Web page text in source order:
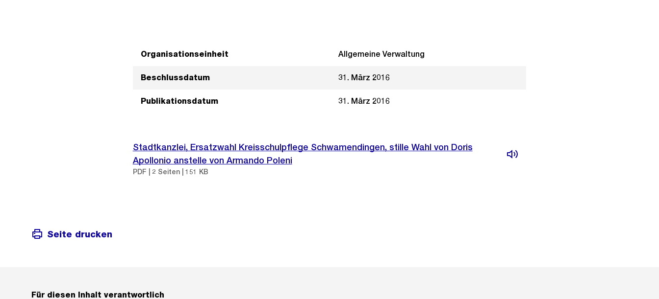
Organisationseinheit Allgemeine Verwaltung
Beschlussdatum 31. März 2016
Publikationsdatum 31. März 2016
Stadtkanzlei, Ersatzwahl Kreisschulpflege Schwamendingen, stille Wahl von Doris
Apollonio anstelle von Armando Poleni
PDF | 2 Seiten | 151 KB
Seite drucken
Für diesen Inhalt verantwortlich